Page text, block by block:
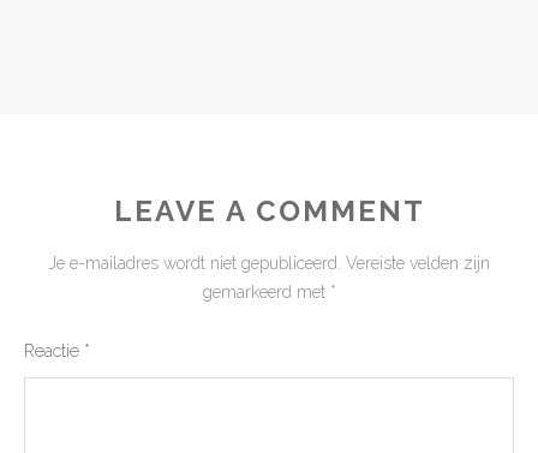
LEAVE A COMMENT
Je e-mailadres wordt niet gepubliceerd. Vereiste velden zijn
gemarkeerd met *
Reactie *